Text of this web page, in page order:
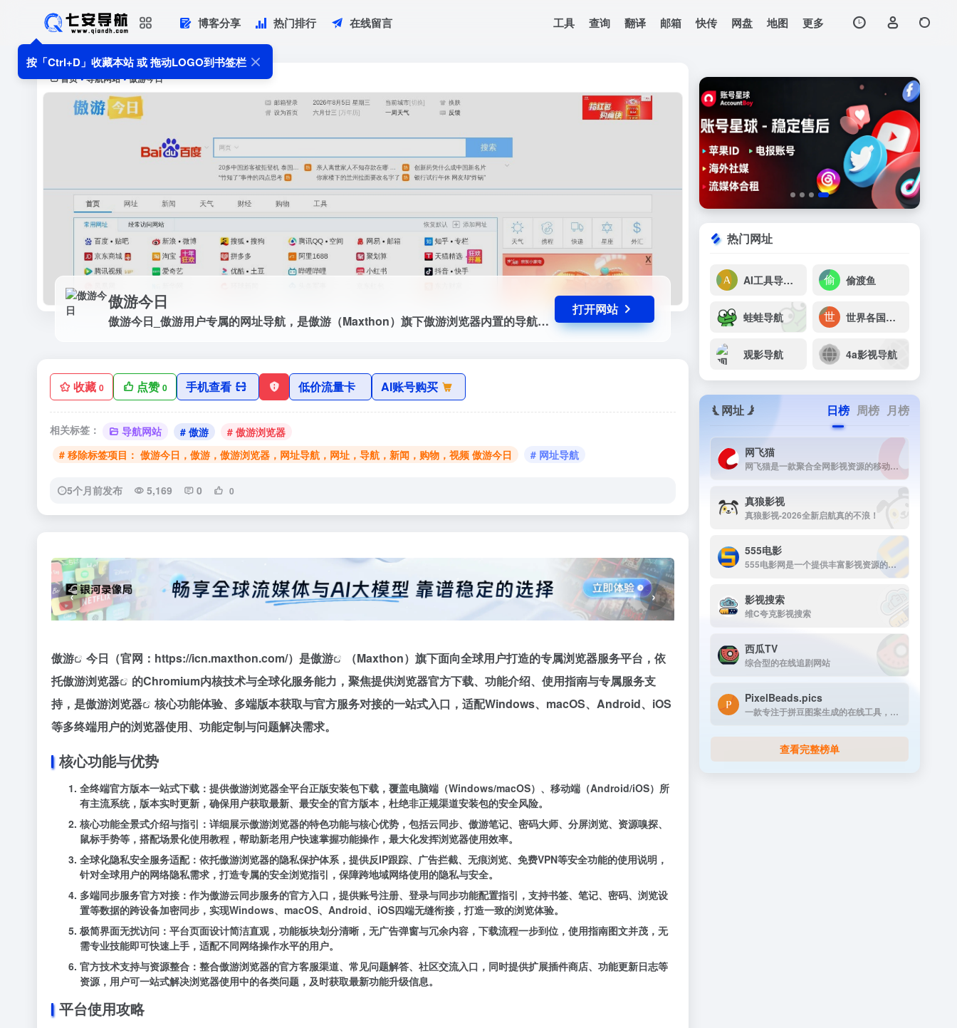
按「Ctrl+D」收藏本站 或 拖动LOGO到书签栏
博客分享 热门排行 在线留言 工具 查询 翻译 邮箱 快传 网盘 地图 更多
首页 • 导航网站 • 傲游今日
傲游今日
傲游今日_傲游用户专属的网址导航，是傲游（Maxthon）旗下傲游浏览器内置的导航网站，为用户提供多种搜索、常用网址、新闻资讯、精选购物、热门视频、热门游戏、笑话时刻、实用工具等优秀内容和网址,提供最简单便捷的网址导航服务。上网,从傲游今日开始!
打开网站
收藏 0 点赞0 手机查看 低价流量卡 AI账号购买
相关标签： 导航网站 # 傲游
# 傲游浏览器
# 移除标签项目： 傲游今日，傲游，傲游浏览器，网址导航，网址，导航，新闻，购物，视频 傲游今日
# 网址导航
5个月前发布 5,169 0 0
傲游今日
傲游今日_傲游用户专属的网址导航，是傲游（Maxthon）旗下傲游浏览器内置的导航网站，为用户提供多种搜索、常用网址、新闻资讯、
精选购物、热门视频、热门游戏、笑...
‹ ›
傲游 今日（官网：https://icn.maxthon.com/）是傲游
（Maxthon）旗下面向全球用户打造的专属浏览器服务平台，依
托傲游浏览器
的Chromium内核技术与全球化服务能力，聚焦提供浏览器官方下载、功能介绍、使用指南与专属服务支
持，是傲游浏览器
核心功能体验、多端版本获取与官方服务对接的一站式入口，适配Windows、macOS、Android、iOS
等多终端用户的浏览器使用、功能定制与问题解决需求。
核心功能与优势
全终端官方版本一站式下载 ：提供傲游浏览器全平台正版安装包下载，覆盖电脑端（Windows/macOS）、移动端（Android/iOS）所
有主流系统，版本实时更新，确保用户获取最新、最安全的官方版本，杜绝非正规渠道安装包的安全风险。
核心功能全景式介绍与指引 ：详细展示傲游浏览器的特色功能与核心优势，包括云同步、傲游笔记、密码大师、分屏浏览、资源嗅探、
鼠标手势等，搭配场景化使用教程，帮助新老用户快速掌握功能操作，最大化发挥浏览器使用效率。
全球化隐私安全服务适配：依托傲游浏览器的隐私保护体系，提供反IP跟踪、广告拦截、无痕浏览、免费VPN等安全功能的使用说明，
针对全球用户的网络隐私需求，打造专属的安全浏览指引，保障跨地域网络使用的隐私与安全。
多端同步服务官方对接 ：作为傲游云同步服务的官方入口，提供账号注册、登录与同步功能配置指引，支持书签、笔记、密码、浏览设
置等数据的跨设备加密同步，实现Windows、macOS、Android、iOS四端无缝衔接，打造一致的浏览体验。
极简界面无扰访问 ：平台页面设计简洁直观，功能板块划分清晰，无广告弹窗与冗余内容，下载流程一步到位，使用指南图文并茂，无
需专业技能即可快速上手，适配不同网络操作水平的用户。
官方技术支持与资源整合 ：整合傲游浏览器的官方客服渠道、常见问题解答、社区交流入口，同时提供扩展插件商店、功能更新日志等
资源，用户可一站式解决浏览器使用中的各类问题，及时获取最新功能升级信息。
平台使用攻略
热门网址
AI工具导航(AIG123) 偷渡鱼
蛙蛙导航 世界各国网址大全
观影导航 4a影视导航
网址 日榜 周榜 月榜
网飞猫
网飞猫是一款聚合全网影视资源的移动端播放应用，主打免费、高画...
真狼影视
真狼影视-2026全新启航真的不浪！
555电影
555电影网是一个提供丰富影视资源的在线观看平台，致力于为用户提供高清、无广告的观影体验。该网站涵盖多种类型的影视内容，包括电影、电视剧、动漫、综艺等，满足不同观众的需求。
影视搜索
维C夸克影视搜索
西瓜TV
综合型的在线追剧网站
PixelBeads.pics
一款专注于拼豆图案生成的在线工具，用户只需上传任意照片或图片，即可一键将其像素化为可打印的拼豆图稿。
查看完整榜单